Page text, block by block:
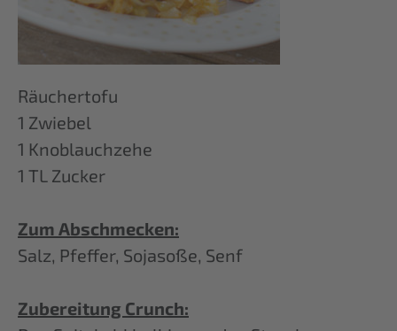
Räuchertofu
1 Zwiebel
1 Knoblauchzehe
1 TL Zucker
Zum Abschmecken:
Salz, Pfeffer, Sojasoße, Senf
Zubereitung Crunch: